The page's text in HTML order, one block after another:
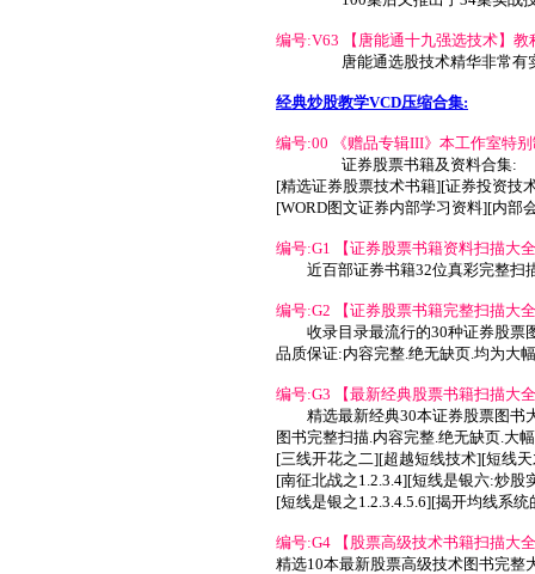
编号:V63 【唐能通十九强选技术】教
唐能通选股技术精华非常有
经典炒股教学VCD压缩合集:
编号:00 《赠品专辑III》本工作室特
证券股票书籍及资料合集:
[精选证券股票技术书籍][证券投资技
[WORD图文证券内部学习资料][内部
编号:G1 【证券股票书籍资料扫描大
近百部证券书籍32位真彩完整扫
编号:G2 【证券股票书籍完整扫描大
收录目录最流行的30种证券股票
品质保证:内容完整.绝无缺页.均为大
编号:G3 【最新经典股票书籍扫描大
精选最新经典30本证券股票图书
图书完整扫描.内容完整.绝无缺页.大
[三线开花之二][超越短线技术][短线
[南征北战之1.2.3.4][短线是银六:炒股
[短线是银之1.2.3.4.5.6][揭开均线系
编号:G4 【股票高级技术书籍扫描大
精选10本最新股票高级技术图书完整